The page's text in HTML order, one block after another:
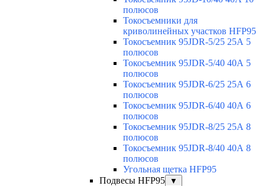
полюсов
Токосъемники для
криволинейных участков HFP95
Токосъемник 95JDR-5/25 25А 5
полюсов
Токосъемник 95JDR-5/40 40А 5
полюсов
Токосъемник 95JDR-6/25 25А 6
полюсов
Токосъемник 95JDR-6/40 40А 6
полюсов
Токосъемник 95JDR-8/25 25А 8
полюсов
Токосъемник 95JDR-8/40 40А 8
полюсов
Угольная щетка HFP95
Подвесы HFP95
▼